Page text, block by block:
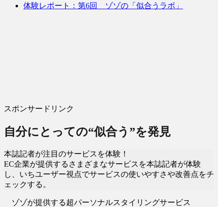
体験レポート：第6回 ゾゾの「似合うラボ」
スポンサードリンク
自分にとっての“似合う”を発見
本誌記者が注目のサービスを体験！
EC企業が提供するさまざまなサービスを本誌記者が体験
し、いちユーザー視点でサービスの使いやすさや改善点をチ
ェックする。
ゾゾが提供する超パーソナルスタイリングサービス